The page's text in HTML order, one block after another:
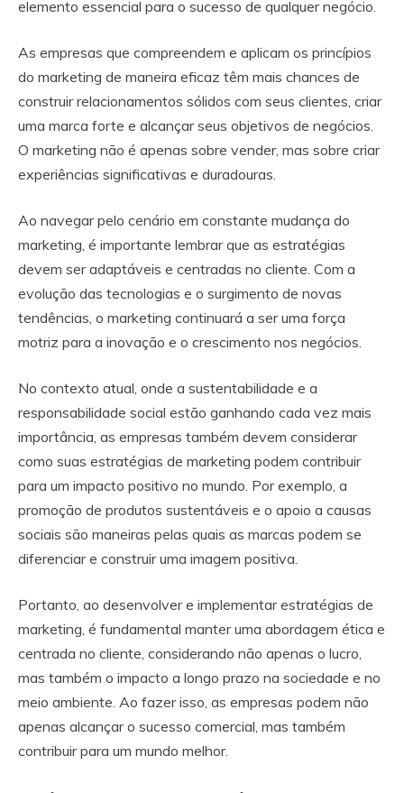
elemento essencial para o sucesso de qualquer negócio.
As empresas que compreendem e aplicam os princípios
do marketing de maneira eficaz têm mais chances de
construir relacionamentos sólidos com seus clientes, criar
uma marca forte e alcançar seus objetivos de negócios.
O marketing não é apenas sobre vender, mas sobre criar
experiências significativas e duradouras.
Ao navegar pelo cenário em constante mudança do
marketing, é importante lembrar que as estratégias
devem ser adaptáveis e centradas no cliente. Com a
evolução das tecnologias e o surgimento de novas
tendências, o marketing continuará a ser uma força
motriz para a inovação e o crescimento nos negócios.
No contexto atual, onde a sustentabilidade e a
responsabilidade social estão ganhando cada vez mais
importância, as empresas também devem considerar
como suas estratégias de marketing podem contribuir
para um impacto positivo no mundo. Por exemplo, a
promoção de produtos sustentáveis e o apoio a causas
sociais são maneiras pelas quais as marcas podem se
diferenciar e construir uma imagem positiva.
Portanto, ao desenvolver e implementar estratégias de
marketing, é fundamental manter uma abordagem ética e
centrada no cliente, considerando não apenas o lucro,
mas também o impacto a longo prazo na sociedade e no
meio ambiente. Ao fazer isso, as empresas podem não
apenas alcançar o sucesso comercial, mas também
contribuir para um mundo melhor.